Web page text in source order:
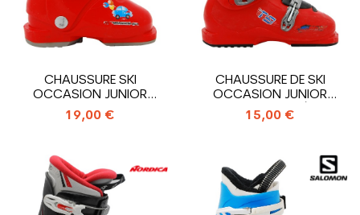
CHAUSSURE SKI
OCCASION JUNIOR
ROSSIGNOL R
18_ENTRÉE...
19,00 €
CHAUSSURE DE SKI
OCCASION JUNIOR
SALOMON MODÈLE...
15,00 €